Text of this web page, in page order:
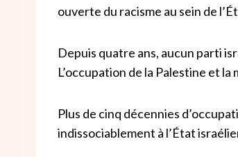
ouverte du racisme au sein de
Depuis quatre ans, aucun parti
L’occupation de la Palestine et
Plus de cinq décennies
indissociablement à l’État